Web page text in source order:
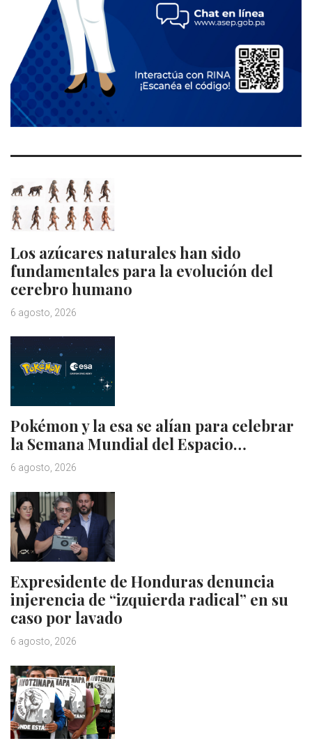
Los azúcares naturales han sido
fundamentales para la evolución del
cerebro humano
6 agosto, 2026
Pokémon y la esa se alían para celebrar
la Semana Mundial del Espacio…
6 agosto, 2026
Expresidente de Honduras denuncia
injerencia de “izquierda radical” en su
caso por lavado
6 agosto, 2026